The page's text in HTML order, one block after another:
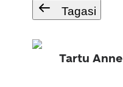
Tagasi
Tartu